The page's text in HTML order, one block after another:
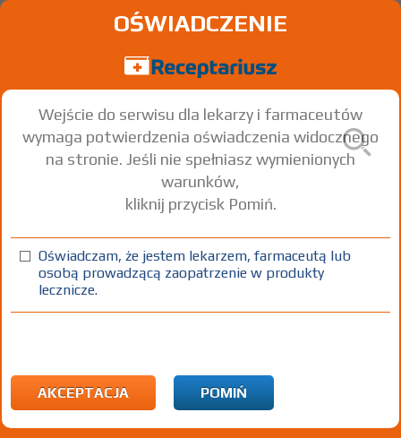
Znaleziono wyników:
A54 Rzeżączka
OŚWIADCZENIE
Wejście do serwisu dla lekarzy i farmaceutów
wymaga potwierdzenia oświadczenia widocznego
na stronie. Jeśli nie spełniasz wymienionych
warunków,
kliknij przycisk Pomiń.
Oświadczam, że jestem lekarzem, farmaceutą lub
osobą prowadzącą zaopatrzenie w produkty
lecznicze.
AKCEPTACJA POMIŃ